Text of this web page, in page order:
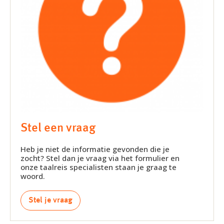
Stel een vraag
Heb je niet de informatie gevonden die je
zocht? Stel dan je vraag via het formulier en
onze taalreis specialisten staan je graag te
woord.
Stel je vraag